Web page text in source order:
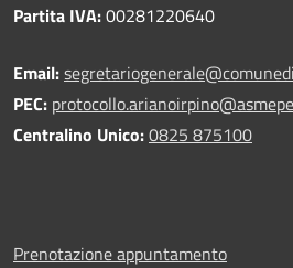
Partita IVA:00281220640
Email:
PEC:
Centralino Unico:0825 875100
Prenotazione appuntamento